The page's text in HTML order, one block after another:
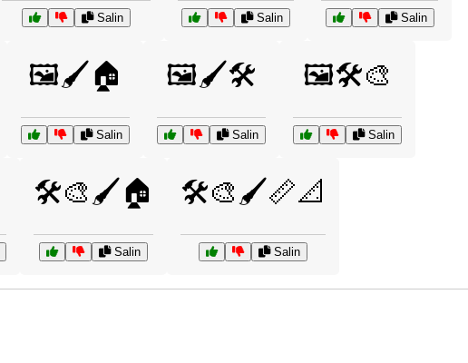
Salin Salin Salin
🖼️🖌️🏠
Salin
🖼️🖌️🛠️
Salin
🖼️🛠️🎨
Salin
🛠️🎨🖌️🏠
Salin
🛠️🎨🖌️📏📐
Salin